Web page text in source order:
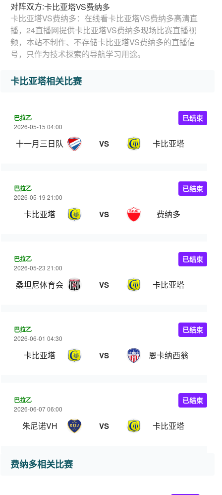
对阵双方:卡比亚塔VS费纳多
卡比亚塔VS费纳多：在线看卡比亚塔VS费纳多高清直
播，24直播网提供卡比亚塔VS费纳多现场比赛直播视
频，本站不制作、不存储卡比亚塔VS费纳多的直播信
号，只作为技术探索的导航学习用途。
卡比亚塔相关比赛
巴拉乙
2026-05-15 04:00
十一月三日队 VS 卡比亚塔
已结束
巴拉乙
2026-05-19 21:00
卡比亚塔 VS 费纳多
已结束
巴拉乙
2026-05-23 21:00
桑坦尼体育会 VS 卡比亚塔
已结束
巴拉乙
2026-06-01 04:30
卡比亚塔 VS 恩卡纳西翁
已结束
巴拉乙
2026-06-07 06:00
朱尼诺VH VS 卡比亚塔
已结束
费纳多相关比赛